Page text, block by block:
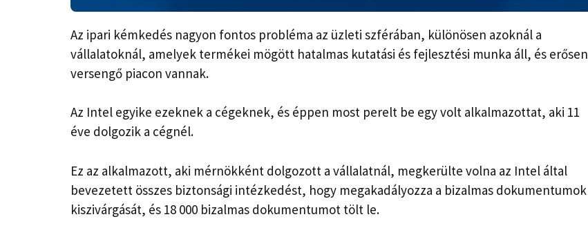
Az ipari kémkedés nagyon fontos probléma az üzleti szférában, különösen azoknál a
vállalatoknál, amelyek termékei mögött hatalmas kutatási és fejlesztési munka áll, és erősen
versengő piacon vannak.
Az Intel egyike ezeknek a cégeknek, és éppen most perelt be egy volt alkalmazottat, aki 11
éve dolgozik a cégnél.
Ez az alkalmazott, aki mérnökként dolgozott a vállalatnál, megkerülte volna az Intel által
bevezetett összes biztonsági intézkedést, hogy megakadályozza a bizalmas dokumentumok
kiszivárgását, és 18 000 bizalmas dokumentumot tölt le.